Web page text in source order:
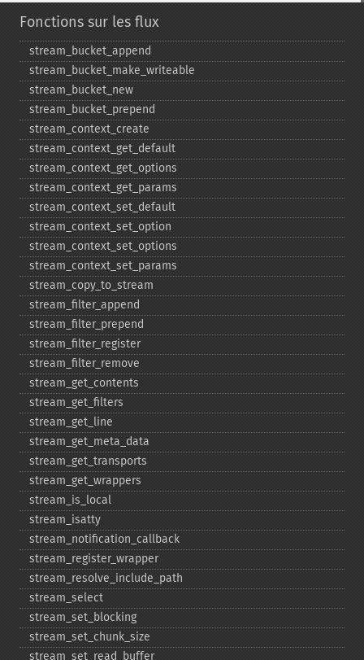
Fonctions sur les flux
stream_​bucket_​append
stream_​bucket_​make_​writeable
stream_​bucket_​new
stream_​bucket_​prepend
stream_​context_​create
stream_​context_​get_​default
stream_​context_​get_​options
stream_​context_​get_​params
stream_​context_​set_​default
stream_​context_​set_​option
stream_​context_​set_​options
stream_​context_​set_​params
stream_​copy_​to_​stream
stream_​filter_​append
stream_​filter_​prepend
stream_​filter_​register
stream_​filter_​remove
stream_​get_​contents
stream_​get_​filters
stream_​get_​line
stream_​get_​meta_​data
stream_​get_​transports
stream_​get_​wrappers
stream_​is_​local
stream_​isatty
stream_​notification_​callback
stream_​register_​wrapper
stream_​resolve_​include_​path
stream_​select
stream_​set_​blocking
stream_​set_​chunk_​size
stream_​set_​read_​buffer